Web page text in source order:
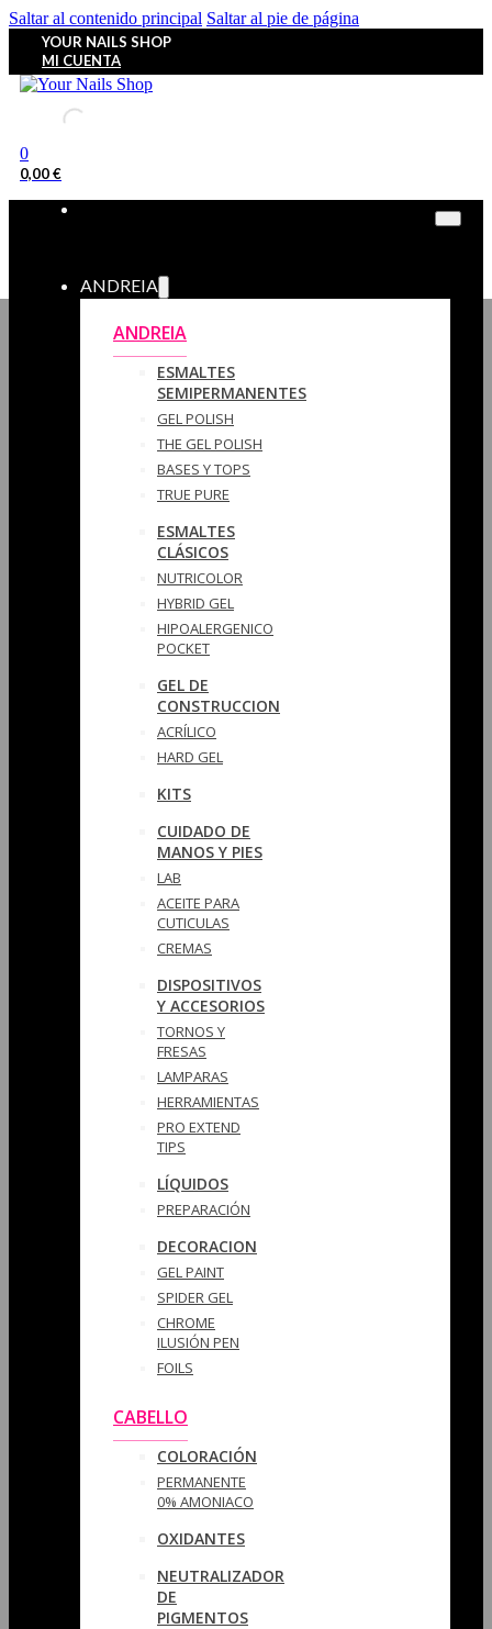
Saltar al contenido principal Saltar al pie de página
YOUR NAILS SHOP
MI CUENTA
0
0,00€
ANDREIA
ANDREIA
ESMALTES
SEMIPERMANENTES
GEL POLISH
THE GEL POLISH
BASES Y‎ TOPS
TRUE PURE
ESMALTES
CLÁSICOS
NUTRICOLOR
HYBRID GEL
HIPOALERGENICO
POCKET
GEL DE
CONSTRUCCION
ACRÍLICO
HARD GEL
KITS
CUIDADO DE
MANOS Y PIES
LAB
ACEITE PARA
CUTICULAS
CREMAS
DISPOSITIVOS
Y ACCESORIOS
TORNOS Y
FRESAS
LAMPARAS
HERRAMIENTAS
PRO EXTEND
TIPS
LÍQUIDOS
PREPARACIÓN
DECORACION
GEL PAINT
SPIDER GEL
CHROME
ILUSIÓN PEN
FOILS
CABELLO
COLORACIÓN
PERMANENTE
0% AMONIACO
OXIDANTES
NEUTRALIZADOR
DE
PIGMENTOS